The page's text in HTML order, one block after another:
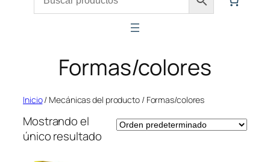
Formas/colores
Inicio/ Mecánicas del producto / Formas/colores
Mostrando el
único resultado